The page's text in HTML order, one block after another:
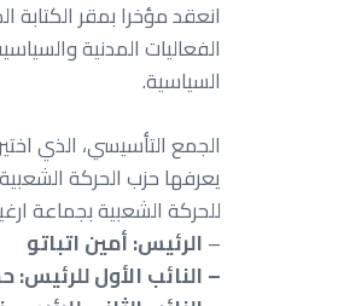
انعقد مؤخرا بمقر الكتابة
الفعاليات المدنية
السياسية.
الجمع التأسيسي، الذي
يعرفها حزب الحركة
للحركة الشعبية بجماعة
–الرئيس: أمين اتباتو
– النائب الأول للرئيس: